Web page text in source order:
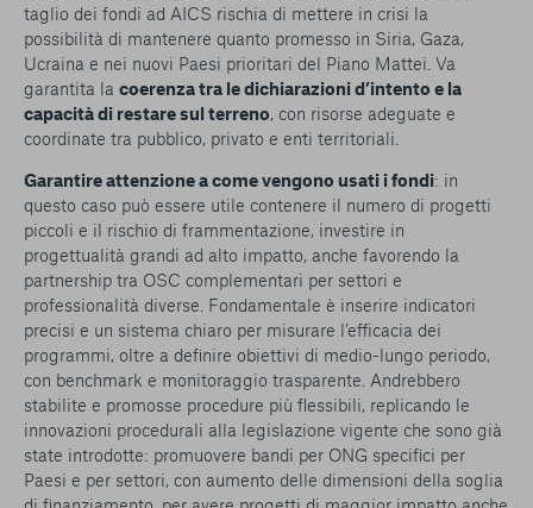
taglio dei fondi ad AICS rischia di mettere in crisi la
possibilità di mantenere quanto promesso in Siria, Gaza,
Ucraina e nei nuovi Paesi prioritari del Piano Mattei. Va
garantita la coerenza tra le dichiarazioni d’intento e la
capacità di restare sul terreno, con risorse adeguate e
coordinate tra pubblico, privato e enti territoriali.
Garantire attenzione a come vengono usati i fondi: in
questo caso può essere utile contenere il numero di progetti
piccoli e il rischio di frammentazione, investire in
progettualità grandi ad alto impatto, anche favorendo la
partnership tra OSC complementari per settori e
professionalità diverse. Fondamentale è inserire indicatori
precisi e un sistema chiaro per misurare l’efficacia dei
programmi, oltre a definire obiettivi di medio-lungo periodo,
con benchmark e monitoraggio trasparente. Andrebbero
stabilite e promosse procedure più flessibili, replicando le
innovazioni procedurali alla legislazione vigente che sono già
state introdotte: promuovere bandi per ONG specifici per
Paesi e per settori, con aumento delle dimensioni della soglia